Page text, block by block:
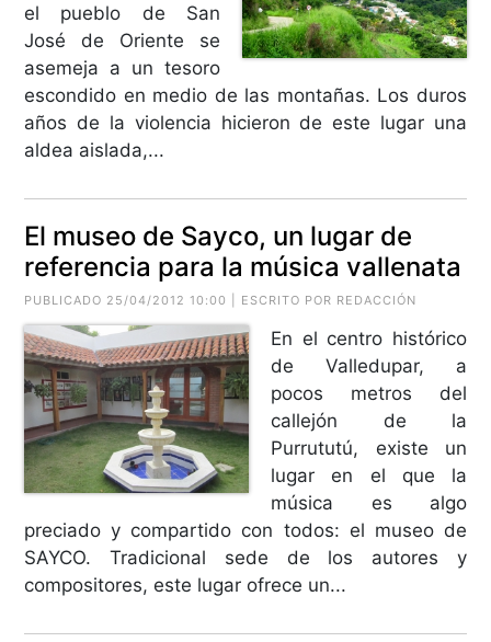
el pueblo de San
José de Oriente se
asemeja a un tesoro
escondido en medio de las montañas. Los duros
años de la violencia hicieron de este lugar una
aldea aislada,...
El museo de Sayco, un lugar de
referencia para la música vallenata
PUBLICADO 25/04/2012 10:00 | ESCRITO POR REDACCIÓN
En el centro histórico
de Valledupar, a
pocos metros del
callejón de la
Purrututú, existe un
lugar en el que la
música es algo
preciado y compartido con todos: el museo de
SAYCO. Tradicional sede de los autores y
compositores, este lugar ofrece un...